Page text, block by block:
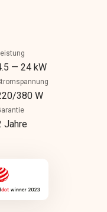
— 24 kW
380 W
Jahre